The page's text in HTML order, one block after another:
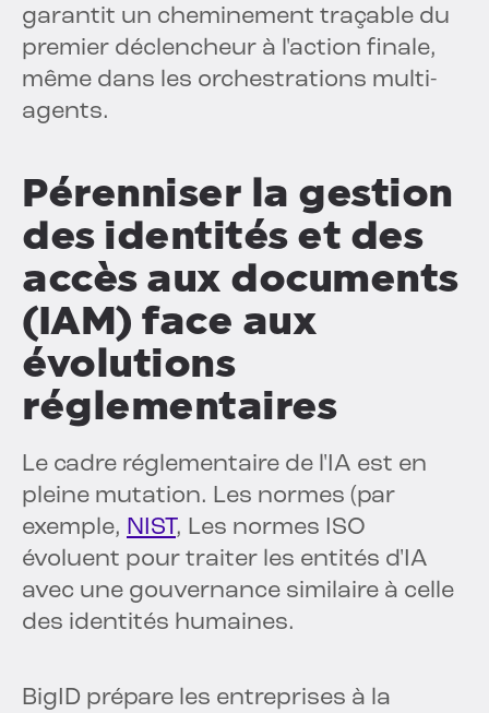
garantit un cheminement traçable du
premier déclencheur à l'action finale,
même dans les orchestrations multi-
agents.
Pérenniser la gestion
des identités et des
accès aux documents
(IAM) face aux
évolutions
réglementaires
Le cadre réglementaire de l'IA est en
pleine mutation. Les normes (par
exemple, NIST, Les normes ISO
évoluent pour traiter les entités d'IA
avec une gouvernance similaire à celle
des identités humaines.
BigID prépare les entreprises à la